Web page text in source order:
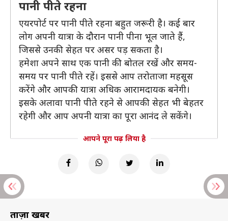
पानी पीते रहना
एयरपोर्ट पर पानी पीते रहना बहुत जरूरी है। कई बार
लोग अपनी यात्रा के दौरान पानी पीना भूल जाते हैं,
जिससे उनकी सेहत पर असर पड़ सकता है।
हमेशा अपने साथ एक पानी की बोतल रखें और समय-
समय पर पानी पीते रहें। इससे आप तरोताजा महसूस
करेंगे और आपकी यात्रा अधिक आरामदायक बनेगी।
इसके अलावा पानी पीते रहने से आपकी सेहत भी बेहतर
रहेगी और आप अपनी यात्रा का पूरा आनंद ले सकेंगे।
आपने पूरा पढ़ लिया है
ताज़ा खबरें